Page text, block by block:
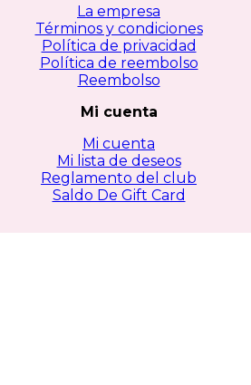
La empresa
Términos y condiciones
Política de privacidad
Política de reembolso
Reembolso
Mi cuenta
Mi cuenta
Mi lista de deseos
Reglamento del club
Saldo De Gift Card